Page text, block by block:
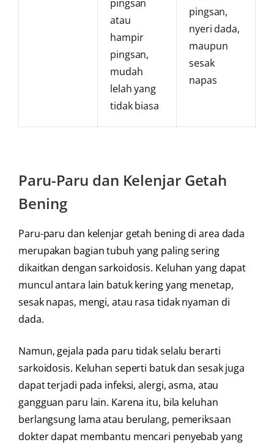
pingsan
atau
hampir
pingsan,
mudah
lelah yang
tidak biasa
pingsan,
nyeri dada,
maupun
sesak
napas
Paru-Paru dan Kelenjar Getah
Bening
Paru-paru dan kelenjar getah bening di area dada
merupakan bagian tubuh yang paling sering
dikaitkan dengan sarkoidosis. Keluhan yang dapat
muncul antara lain batuk kering yang menetap,
sesak napas, mengi, atau rasa tidak nyaman di
dada.
Namun, gejala pada paru tidak selalu berarti
sarkoidosis. Keluhan seperti batuk dan sesak juga
dapat terjadi pada infeksi, alergi, asma, atau
gangguan paru lain. Karena itu, bila keluhan
berlangsung lama atau berulang, pemeriksaan
dokter dapat membantu mencari penyebab yang